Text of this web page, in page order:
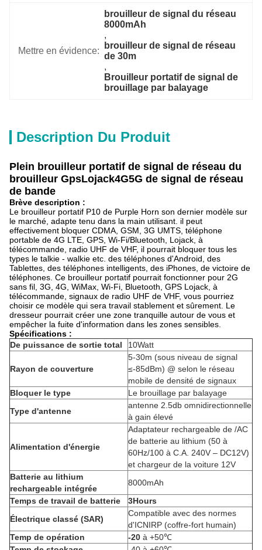
Mettre en évidence:
brouilleur de signal du réseau
8000mAh
,
brouilleur de signal de réseau
de 30m
,
Brouilleur portatif de signal de
brouillage par balayage
Description Du Produit
Plein brouilleur portatif de signal de réseau du
brouilleur GpsLojack4G5G de signal de réseau
de bande
Brève description :
Le brouilleur portatif P10 de Purple Horn son dernier modèle sur
le marché, adapte tenu dans la main utilisant. il peut
effectivement bloquer CDMA, GSM, 3G UMTS, téléphone
portable de 4G LTE, GPS, Wi-Fi/Bluetooth, Lojack, à
télécommande, radio UHF de VHF, il pourrait bloquer tous les
types le talkie - walkie etc. des téléphones d'Android, des
Tablettes, des téléphones intelligents, des iPhones, de victoire de
téléphones. Ce brouilleur portatif pourrait fonctionner pour 2G
sans fil, 3G, 4G, WiMax, Wi-Fi, Bluetooth, GPS Lojack, à
télécommande, signaux de radio UHF de VHF, vous pourriez
choisir ce modèle qui sera travail stablement et sûrement. Le
dresseur pourrait créer une zone tranquille autour de vous et
empêcher la fuite d'information dans les zones sensibles.
Spécifications :
De puissance de sortie total
10Watt
Rayon de couverture
5-30m (sous niveau de signal
≤-85dBm) @ selon le réseau
mobile de densité de signaux
Bloquer le type
Le brouillage par balayage
Type d'antenne
antenne 2.5db omnidirectionnelle
à gain élevé
Alimentation d'énergie
Adaptateur rechargeable de /AC
de batterie au lithium (50 à
60Hz/100 à C.A. 240V – DC12V)
et chargeur de la voiture 12V
Batterie au lithium
rechargeable intégrée
8000mAh
Temps de travail de batterie
3Hours
Électrique classé (SAR)
Compatible avec des normes
d'ICNIRP (coffre-fort humain)
Temp de opération
-20 à +50℃